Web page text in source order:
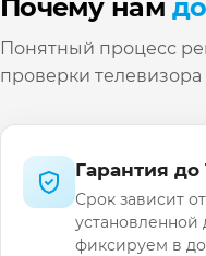
Почему нам
Понятный процесс
проверки
Гарантия до
Срок зависит
установленной
фиксируем в